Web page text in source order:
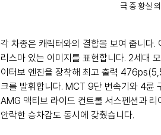
극 중 황실
각 차종은 캐릭터와의 결합을 보여 줍니
리스마 있는 이미지를 표현합니다. 2세대
이터보 엔진을 장착해 최고 출력
크를 발휘합니다. MCT 9단 변속기와 4
AMG 액티브 라이드 컨트롤 서스펜션과
안락한 승차감도 동시에 갖췄습니다.